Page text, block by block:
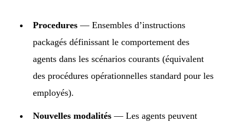
Procedures — Ensembles d’instructions
packagés définissant le comportement des
agents dans les scénarios courants (équivalent
des procédures opérationnelles standard pour les
employés).
Nouvelles modalités — Les agents peuvent